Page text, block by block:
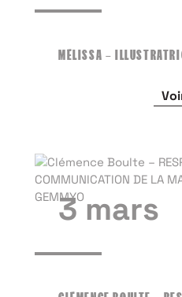
MÉLISSA –
3 mars